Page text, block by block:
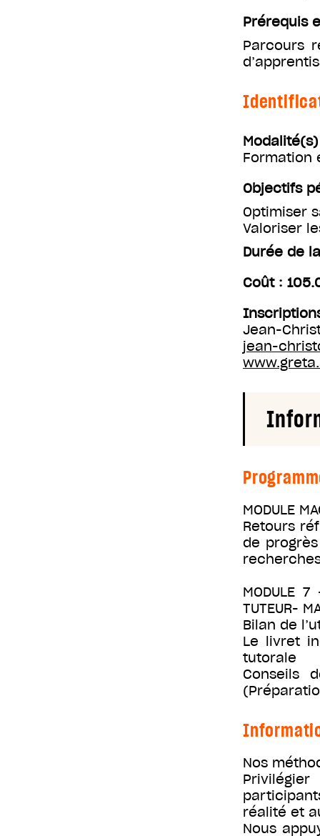
Prérequis
Parcours
Formation
Objectifs
Optimiser
Valoriser
Durée de
Coût :
Jean-
jean-
MODULE
Retours
de
MODULE 7
TUTEUR-
Bilan de
Le livret
tutorale
Conseils
Nos
réalité et
Nous